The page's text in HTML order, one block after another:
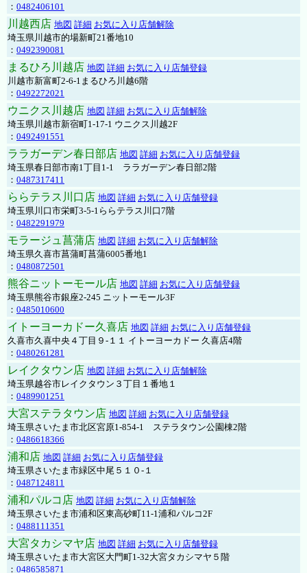
： 0482406101
川越西店 地図 詳細 お気に入り店舗解除
埼玉県川越市的場新町21番地10
： 0492390081
まるひろ川越店 地図 詳細 お気に入り店舗登録
川越市新富町2-6-1まるひろ川越6階
： 0492272021
ウニクス川越店 地図 詳細 お気に入り店舗解除
埼玉県川越市新宿町1-17-1 ウニクス川越2F
： 0492491551
ララガーデン春日部店 地図 詳細 お気に入り店舗登録
埼玉県春日部市南1丁目1-1 ララガーデン春日部2階
： 0487317411
ららテラス川口店 地図 詳細 お気に入り店舗登録
埼玉県川口市栄町3-5-1ららテラス川口7階
： 0482291979
モラージュ菖蒲店 地図 詳細 お気に入り店舗解除
埼玉県久喜市菖蒲町菖蒲6005番地1
： 0480872501
熊谷ニットーモール店 地図 詳細 お気に入り店舗登録
埼玉県熊谷市銀座2-245 ニットーモール3F
： 0485010600
イトーヨーカドー久喜店 地図 詳細 お気に入り店舗登録
久喜市久喜中央４丁目９-１１ イトーヨーカドー 久喜店4階
： 0480261281
レイクタウン店 地図 詳細 お気に入り店舗解除
埼玉県越谷市レイクタウン３丁目１番地１
： 0489901251
大宮ステラタウン店 地図 詳細 お気に入り店舗登録
埼玉県さいたま市北区宮原1-854-1 ステラタウン公園棟2階
： 0486618366
浦和店 地図 詳細 お気に入り店舗登録
埼玉県さいたま市緑区中尾５１０-１
： 0487124811
浦和パルコ店 地図 詳細 お気に入り店舗解除
埼玉県さいたま市浦和区東高砂町11-1浦和パルコ2F
： 0488111351
大宮タカシマヤ店 地図 詳細 お気に入り店舗登録
埼玉県さいたま市大宮区大門町1-32大宮タカシマヤ５階
： 0486585871